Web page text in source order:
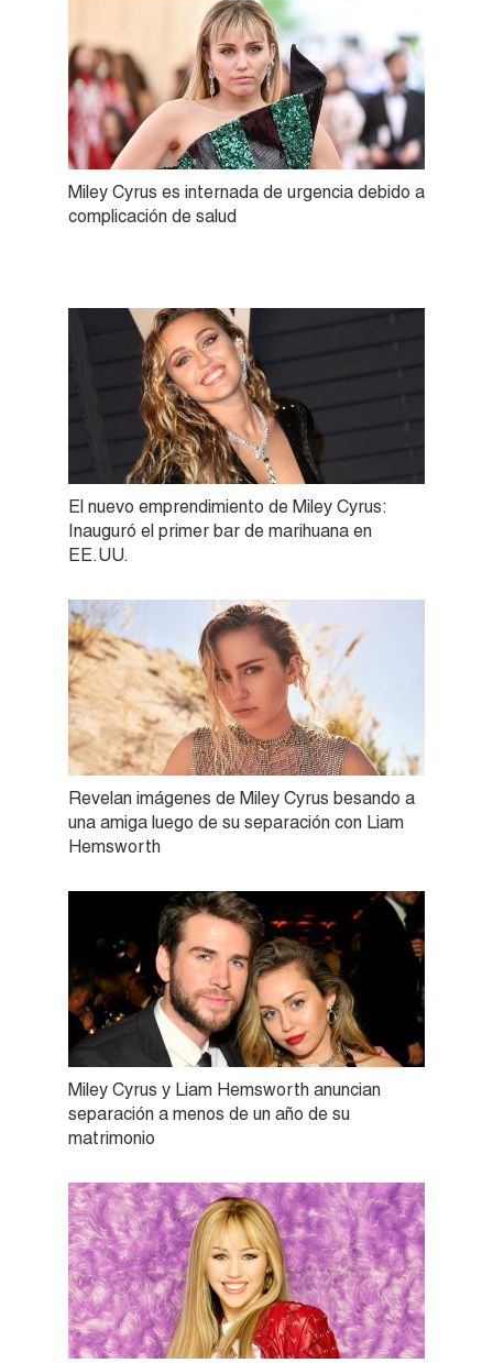
Miley Cyrus es internada de urgencia debido a
complicación de salud
El nuevo emprendimiento de Miley Cyrus:
Inauguró el primer bar de marihuana en
EE.UU.
Revelan imágenes de Miley Cyrus besando a
una amiga luego de su separación con Liam
Hemsworth
Miley Cyrus y Liam Hemsworth anuncian
separación a menos de un año de su
matrimonio